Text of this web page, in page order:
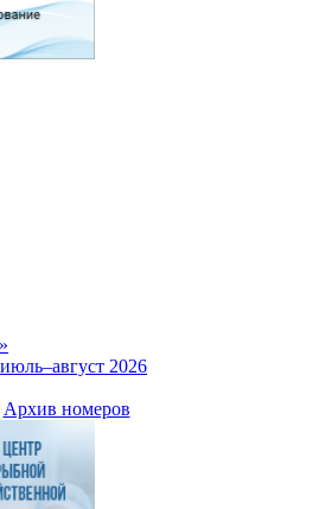
2026
Архив номеров